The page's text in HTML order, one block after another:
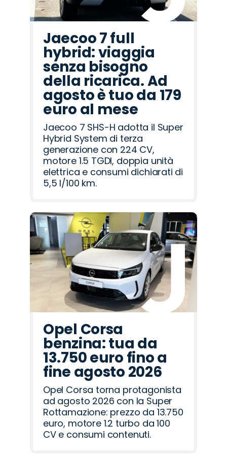
Jaecoo 7 full
hybrid: viaggia
senza bisogno
della ricarica. Ad
agosto è tuo da 179
euro al mese
Jaecoo 7 SHS-H adotta il Super
Hybrid System di terza
generazione con 224 CV,
motore 1.5 TGDI, doppia unità
elettrica e consumi dichiarati di
5,5 l/100 km.
Opel Corsa
benzina: tua da
13.750 euro fino a
fine agosto 2026
Opel Corsa torna protagonista
ad agosto 2026 con la Super
Rottamazione: prezzo da 13.750
euro, motore 1.2 turbo da 100
CV e consumi contenuti.